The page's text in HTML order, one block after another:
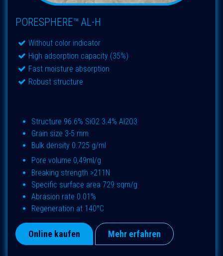
PORESPHERE™ AL-H
Without color indicator
High adsorption capacity (35%)
Fast moisture absorption
Robust structure
Structure 96.6% SiO2 3.4% Al2O3
Grain size 3-5 mm
Bulk density 0.725 g/ml
Pore volume 0,49ml/g
Breaking strength >211N
Specific surface area 729 sqm/g
Abrasion rate 0.01%
Regeneration at 140°C
Online kaufen Mehr erfahren